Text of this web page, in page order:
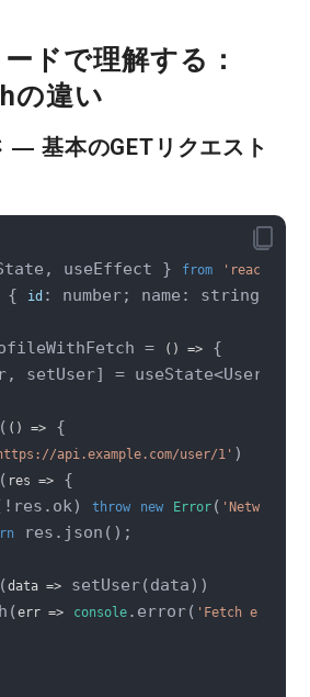
ドで理解する：
の違い
― 基本のGETリクエスト
useEffect } from 'react'
{
id : number; name: string; };
= () => {
setUser] = useState<User |
() => {
api.example.com/user/1' )
res => {
throw new Error( 'Network
res.json();
data => setUser(data))
err => console.error( 'Fetch error:'